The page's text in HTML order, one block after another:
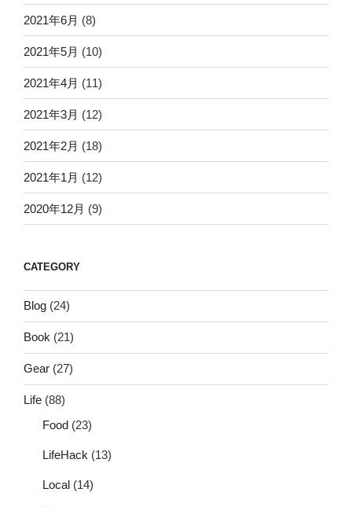
2021年6月 (8)
2021年5月 (10)
2021年4月 (11)
2021年3月 (12)
2021年2月 (18)
2021年1月 (12)
2020年12月 (9)
CATEGORY
Blog (24)
Book (21)
Gear (27)
Life (88)
Food (23)
LifeHack (13)
Local (14)